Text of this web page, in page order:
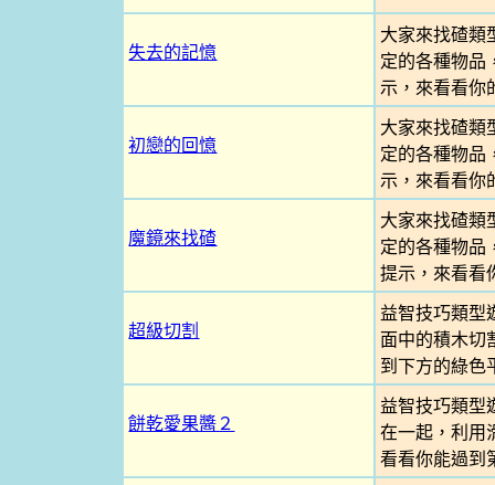
失去的記憶
大家來找碴類
定的各種物品
示，來看看你
初戀的回憶
大家來找碴類
定的各種物品
示，來看看你
魔鏡來找碴
大家來找碴類
定的各種物品
提示，來看看
超級切割
益智技巧類型
面中的積木切
到下方的綠色
餅乾愛果醬２
益智技巧類型
在一起，利用
看看你能過到